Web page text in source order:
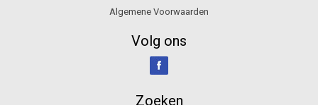
Algemene Voorwaarden
Volg ons
Zoeken